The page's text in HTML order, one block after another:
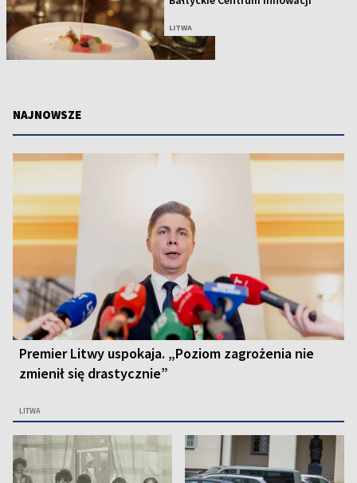
LITWA
NAJNOWSZE
Premier Litwy uspokaja. „Poziom zagrożenia nie
zmienił się drastycznie”
LITWA